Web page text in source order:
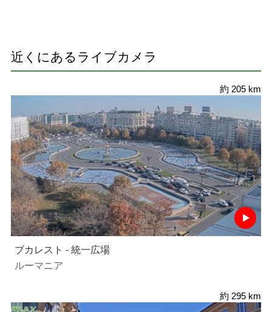
近くにあるライブカメラ
約 205 km
ブカレスト - 統一広場
ルーマニア
約 295 km